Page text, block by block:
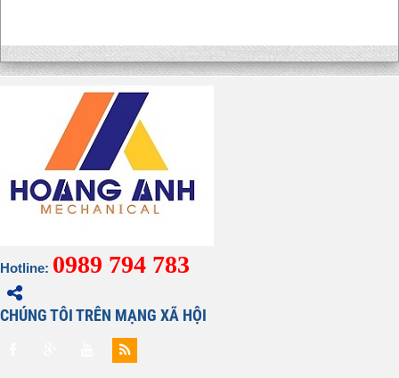
Hotline: 0989 794 783
CHÚNG TÔI TRÊN MẠNG XÃ HỘI